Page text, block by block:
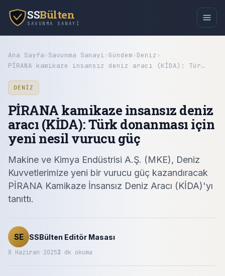
SSBülten
SAVUNMA SANAYI
Ana Sayfa› Savunma Sanayi› Gündem› Deniz ›
PİRANA kamikaze insansız deniz aracı (KİDA): Tür…
DENIZ
PİRANA kamikaze insansız deniz
aracı (KİDA): Türk donanması için
yeni nesil vurucu güç
Makine ve Kimya Endüstrisi A.Ş. (MKE), Deniz
Kuvvetlerimize yeni bir vurucu güç kazandıracak
PİRANA Kamikaze İnsansız Deniz Aracı (KİDA)'yı
tanıttı.
SE SSBülten Editör Masası
8 Haziran 20252 dk okuma